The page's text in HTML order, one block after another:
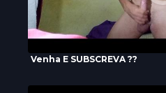
Venha E SUBSCREVA ??